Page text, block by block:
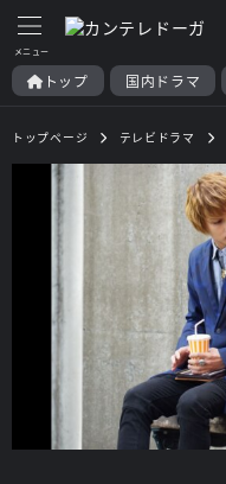
トップ 国内ドラマ
トップページ テレビドラマ